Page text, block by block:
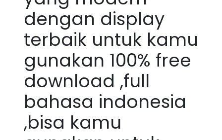
dengan display
terbaik untuk kamu
gunakan 100% free
download ,full
bahasa indonesia
,bisa kamu